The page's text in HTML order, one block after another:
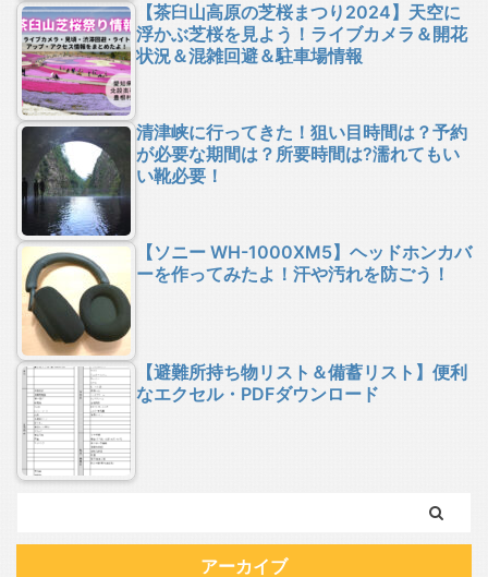
【茶臼山高原の芝桜まつり2024】天空に
浮かぶ芝桜を見よう！ライブカメラ＆開花
状況＆混雑回避＆駐車場情報
清津峡に行ってきた！狙い目時間は？予約
が必要な期間は？所要時間は?濡れてもい
い靴必要！
【ソニー WH-1000XM5】ヘッドホンカバ
ーを作ってみたよ！汗や汚れを防ごう！
【避難所持ち物リスト＆備蓄リスト】便利
なエクセル・PDFダウンロード
アーカイブ